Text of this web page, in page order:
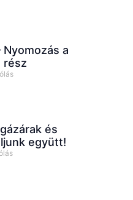
Nyomozás a
rész
és
együtt!